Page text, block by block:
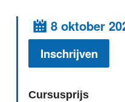
8 oktober
Inschrijven
Cursusprijs